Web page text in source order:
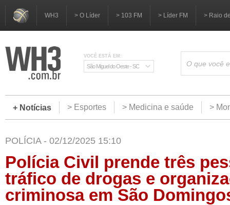
WH3 > O Líder > 103 FM > Líder FM > Raio
VOCÊ ESTÁ EM:
São Miguel do Oeste - SC
+ Notícias > Esportes > Medicina e saúde >
POLÍCIA - 02/12/2025 15:10
Polícia Civil prende três
tráfico de drogas e
criminosa em São